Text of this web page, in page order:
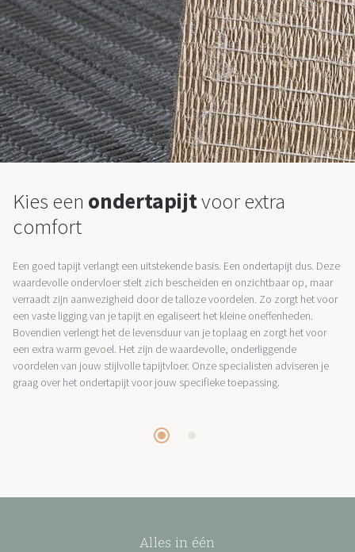
Kies een ondertapijtvoor extra
comfort
Een goed tapijt verlangt een uitstekende basis. Een ondertapijt dus. Deze
waardevolle ondervloer stelt zich bescheiden en onzichtbaar op, maar
verraadt zijn aanwezigheid door de talloze voordelen. Zo zorgt het voor
een vaste ligging van je tapijt en egaliseert het kleine oneffenheden.
Bovendien verlengt het de levensduur van je toplaag en zorgt het voor
een extra warm gevoel. Het zijn de waardevolle, onderliggende
voordelen van jouw stijlvolle tapijtvloer. Onze specialisten adviseren je
graag over het ondertapijt voor jouw specifieke toepassing.
Alles in één